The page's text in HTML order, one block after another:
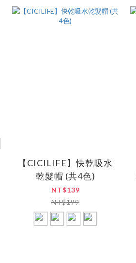
【CICILIFE】快乾吸水
乾髮帽 (共4色)
NT$139
NT$199